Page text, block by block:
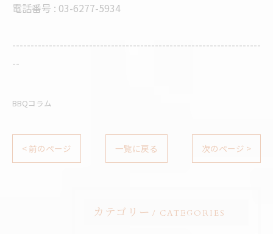
電話番号 : 03-6277-5934
--------------------------------------------------------------------
--
BBQコラム
< 前のページ 一覧に戻る 次のページ >
カテゴリー CATEGORIES